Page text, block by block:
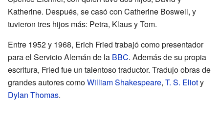
Katherine. Después, se casó con Catherine Boswell, y
tuvieron tres hijos más: Petra, Klaus y Tom.
Entre 1952 y 1968, Erich Fried trabajó como presentador
para el Servicio Alemán de la BBC. Además de su propia
escritura, Fried fue un talentoso traductor. Tradujo obras de
grandes autores comoWilliam Shakespeare, T. S. Elioty
Dylan Thomas.